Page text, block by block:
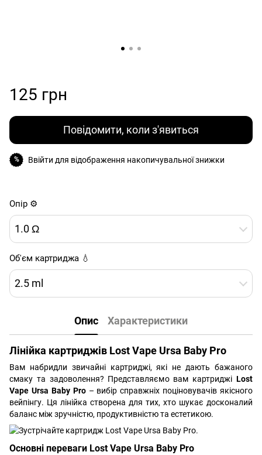
125 грн
Повідомити, коли з'явиться
% Ввійти для відображення накопичувальної знижки
Опір ⚙️
1.0 Ω
Об'єм картриджа 💧
2.5 ml
Опис Характеристики
Лінійка картриджів Lost Vape Ursa Baby Pro
Вам набридли звичайні картриджі, які не дають бажаного
смаку та задоволення? Представляємо вам картриджі Lost
Vape Ursa Baby Pro– вибір справжніх поціновувачів якісного
вейпінгу. Ця лінійка створена для тих, хто шукає досконалий
баланс між зручністю, продуктивністю та естетикою.
Основні переваги Lost Vape Ursa Baby Pro